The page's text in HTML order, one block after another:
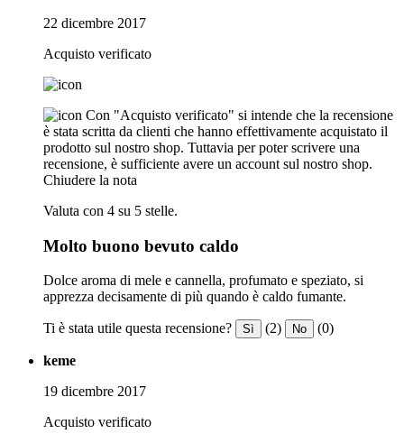
22 dicembre 2017
Acquisto verificato
Con "Acquisto verificato" si intende che la recensione
è stata scritta da clienti che hanno effettivamente acquistato il
prodotto sul nostro shop. Tuttavia per poter scrivere una
recensione, è sufficiente avere un account sul nostro shop.
Chiudere la nota
Valuta con 4 su 5 stelle.
Molto buono bevuto caldo
Dolce aroma di mele e cannella, profumato e speziato, si
apprezza decisamente di più quando è caldo fumante.
Ti è stata utile questa recensione? Sì (2) No (0)
keme
19 dicembre 2017
Acquisto verificato